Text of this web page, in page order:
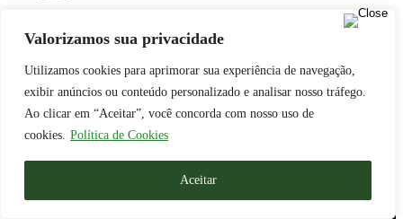
Valorizamos sua privacidade
Utilizamos cookies para aprimorar sua experiência de navegação,
exibir anúncios ou conteúdo personalizado e analisar nosso tráfego.
Ao clicar em “Aceitar”, você concorda com nosso uso de
cookies. Política de Cookies
Aceitar